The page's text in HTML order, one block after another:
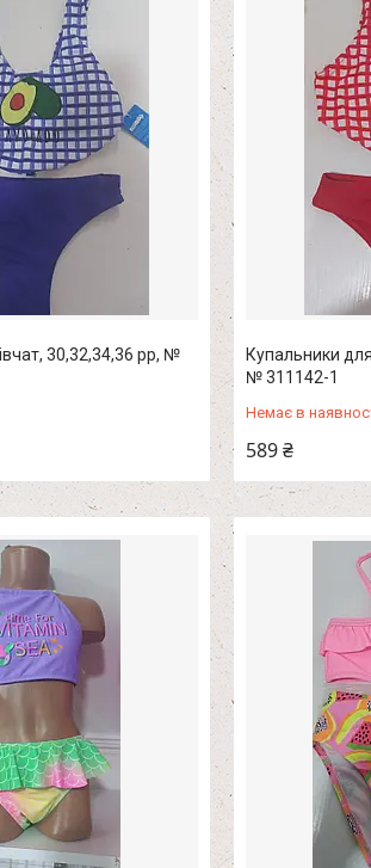
30,32,34,36 рр, №
Купальники
№ 311142-1
Немає в
589 ₴